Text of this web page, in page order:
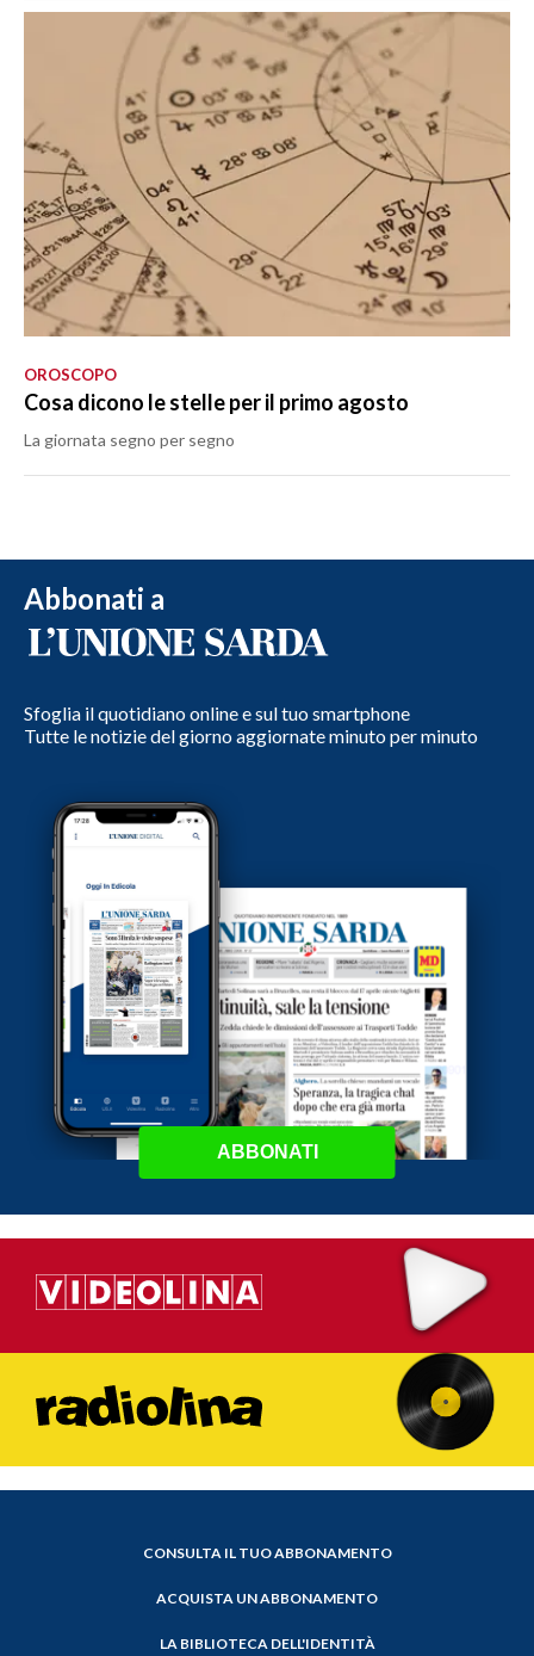
OROSCOPO
Cosa dicono le stelle per il primo agosto
La giornata segno per segno
Abbonati a
Sfoglia il quotidiano online e sul tuo smartphone
Tutte le notizie del giorno aggiornate minuto per minuto
ABBONATI
CONSULTA IL TUO ABBONAMENTO
ACQUISTA UN ABBONAMENTO
LA BIBLIOTECA DELL'IDENTITÀ